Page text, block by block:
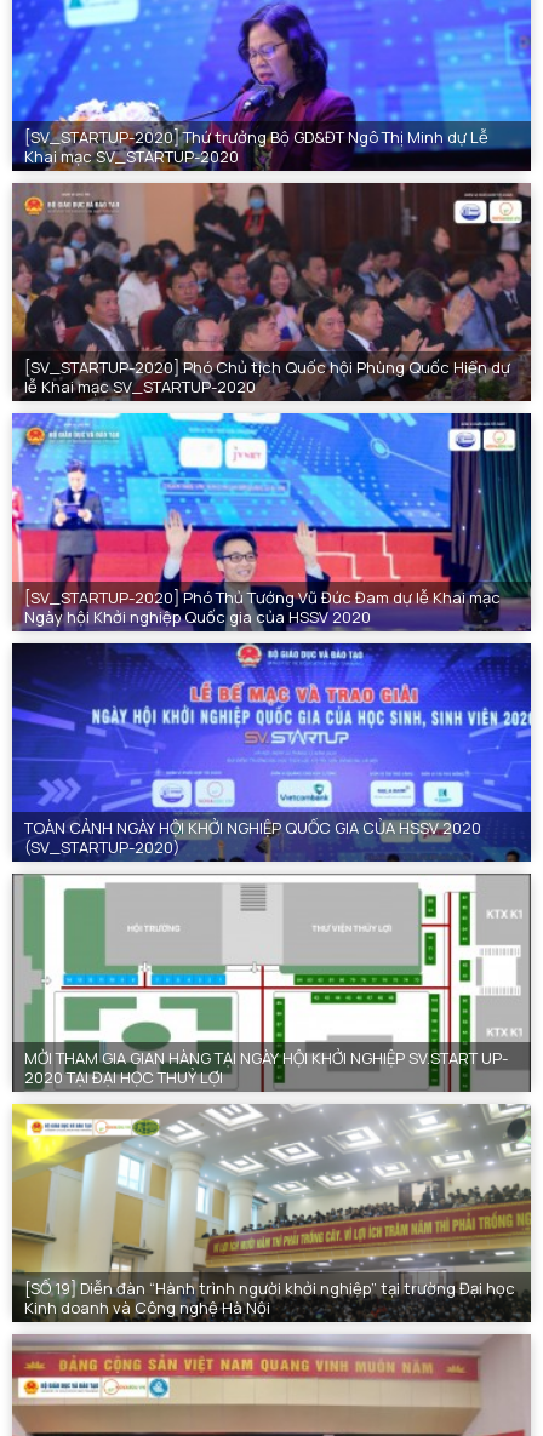
[SV_STARTUP-2020] Thứ trưởng Bộ GD&ĐT Ngô Thị Minh dự Lễ
Khai mạc SV_STARTUP-2020
[SV_STARTUP-2020] Phó Chủ tịch Quốc hội Phùng Quốc Hiển dự
lễ Khai mạc SV_STARTUP-2020
[SV_STARTUP-2020] Phó Thủ Tướng Vũ Đức Đam dự lễ Khai mạc
Ngày hội Khởi nghiệp Quốc gia của HSSV 2020
TOÀN CẢNH NGÀY HỘI KHỞI NGHIỆP QUỐC GIA CỦA HSSV 2020
(SV_STARTUP-2020)
MỜI THAM GIA GIAN HÀNG TẠI NGÀY HỘI KHỞI NGHIỆP SV.START UP-
2020 TẠI ĐẠI HỌC THUỶ LỢI
[SỐ 19] Diễn đàn “Hành trình người khởi nghiệp” tại trường Đại học
Kinh doanh và Công nghệ Hà Nội